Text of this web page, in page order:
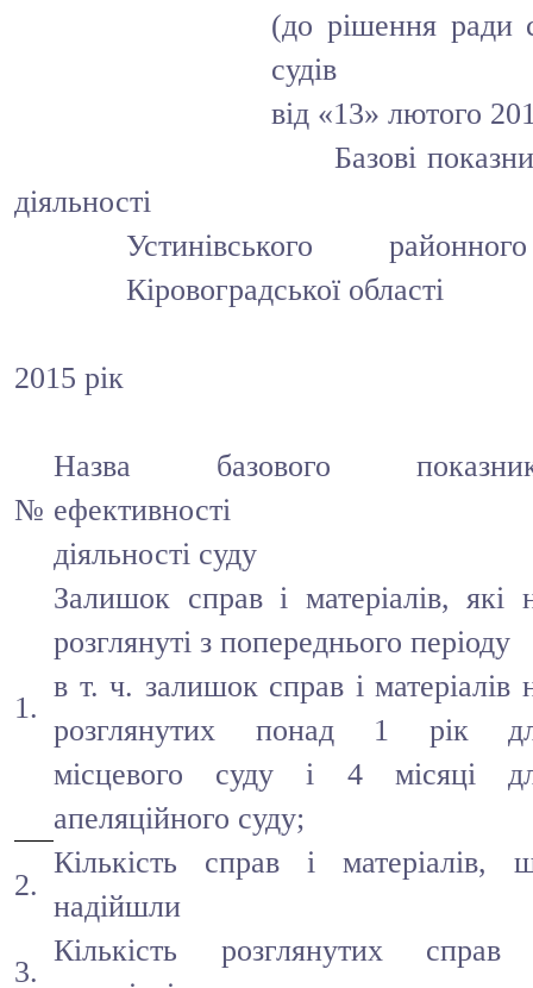
(до рішення ради
судів
від «13» лютого
Базові показники
діяльності
Устинівського
Кіровоградської області
2015 рік
№
Назва базового
ефективності
діяльності суду
1.
Залишок справ і матеріалів, які
розглянуті з попереднього періоду
в т. ч. залишок справ і матеріалів
розглянутих понад 1 рік
місцевого суду і 4 місяці
апеляційного суду;
2.
Кількість справ і матеріалів,
надійшли
3.
Кількість розглянутих справ